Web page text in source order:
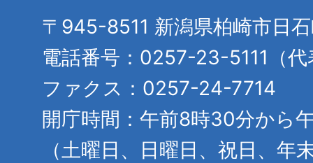
〒945-8511 新潟県柏崎市日
電話番号：0257-23-5111（代
ファクス：0257-24-7714
開庁時間：午前8時30分から
（土曜日、日曜日、祝日、年